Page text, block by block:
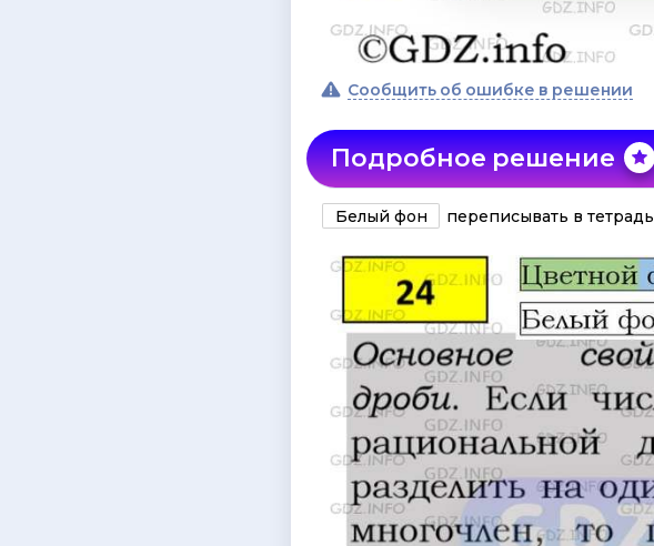
Сообщить об ошибке в решении
Подробное решение
Белый фон переписывать в тетрадь